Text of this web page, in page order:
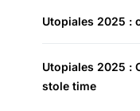
Utopiales 2025 :
Utopiales 2025 :
stole time